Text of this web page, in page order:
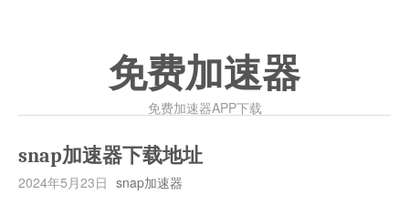
免费加速器
免费加速器APP下载
snap加速器下载地址
2024年5月23日 snap加速器